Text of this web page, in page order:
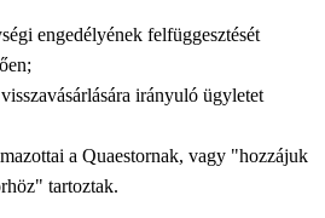
engedélyének felfüggesztését
irányuló ügyletet
a Quaestornak, vagy "hozzájuk
tartoztak.